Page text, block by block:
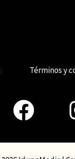
Términos y